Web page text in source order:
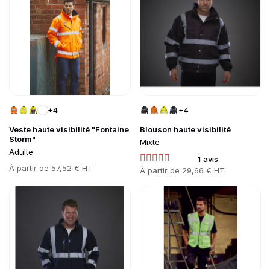
Veste haute visibilité "Fontaine
Storm"
Adulte
Prix
À partir de 57,52 € HT
+4
Blouson haute visibilité
Mixte
1 avis
Prix
À partir de 29,66 € HT
+4
Go to product page